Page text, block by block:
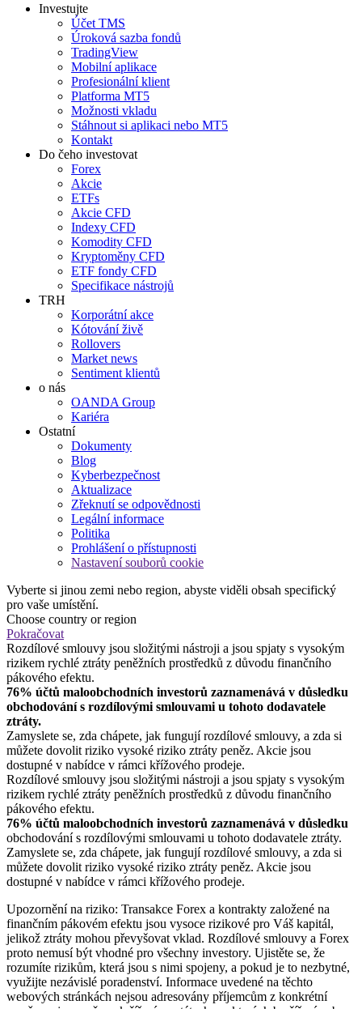
Investujte
Účet TMS
Úroková sazba fondů
TradingView
Mobilní aplikace
Profesionální klient
Platforma MT5
Možnosti vkladu
Stáhnout si aplikaci nebo MT5
Kontakt
Do čeho investovat
Forex
Akcie
ETFs
Akcie CFD
Indexy CFD
Komodity CFD
Kryptoměny CFD
ETF fondy CFD
Specifikace nástrojů
TRH
Korporátní akce
Kótování živě
Rollovers
Market news
Sentiment klientů
o nás
OANDA Group
Kariéra
Ostatní
Dokumenty
Blog
Kyberbezpečnost
Aktualizace
Zřeknutí se odpovědnosti
Legální informace
Politika
Prohlášení o přístupnosti
Nastavení souborů cookie
Vyberte si jinou zemi nebo region, abyste viděli obsah specifický
pro vaše umístění.
Choose country or region
Pokračovat
Rozdílové smlouvy jsou složitými nástroji a jsou spjaty s vysokým
rizikem rychlé ztráty peněžních prostředků z důvodu finančního
pákového efektu.
76% účtů maloobchodních investorů zaznamenává v důsledku
obchodování s rozdílovými smlouvami u tohoto dodavatele
ztráty.
Zamyslete se, zda chápete, jak fungují rozdílové smlouvy, a zda si
můžete dovolit riziko vysoké riziko ztráty peněz. Akcie jsou
dostupné v nabídce v rámci křížového prodeje.
Rozdílové smlouvy jsou složitými nástroji a jsou spjaty s vysokým
rizikem rychlé ztráty peněžních prostředků z důvodu finančního
pákového efektu.
76% účtů maloobchodních investorů zaznamenává v důsledku
obchodování s rozdílovými smlouvami u tohoto dodavatele ztráty.
Zamyslete se, zda chápete, jak fungují rozdílové smlouvy, a zda si
můžete dovolit riziko vysoké riziko ztráty peněz. Akcie jsou
dostupné v nabídce v rámci křížového prodeje.
Upozornění na riziko: Transakce Forex a kontrakty založené na
finančním pákovém efektu jsou vysoce rizikové pro Váš kapitál,
jelikož ztráty mohou převyšovat vklad. Rozdílové smlouvy a Forex
proto nemusí být vhodné pro všechny investory. Ujistěte se, že
rozumíte rizikům, která jsou s nimi spojeny, a pokud je to nezbytné,
využijte nezávislé poradenství. Informace uvedené na těchto
webových stránkách nejsou adresovány příjemcům z konkrétní